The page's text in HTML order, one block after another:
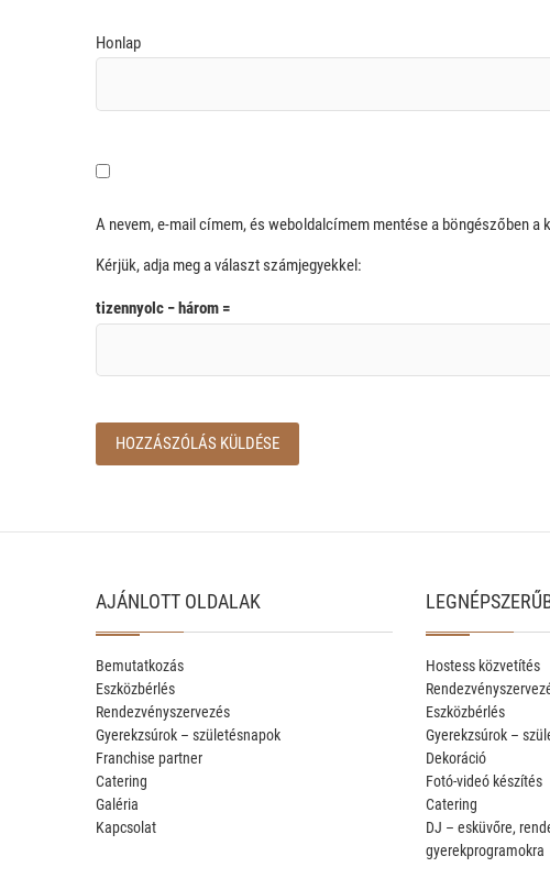
Honlap
A nevem, e-mail címem, és weboldalcímem mentése a böngészőben
Kérjük, adja meg a választ számjegyekkel:
tizennyolc − három =
AJÁNLOTT OLDALAK
Bemutatkozás
Eszközbérlés
Rendezvényszervezés
Gyerekzsúrok – születésnapok
Franchise partner
Catering
Galéria
Kapcsolat
Hostess közvetítés
Eszközbérlés
Gyerekzsúrok –
Dekoráció
Fotó-videó készítés
Catering
DJ – esküvőre,
gyerekprogramokra